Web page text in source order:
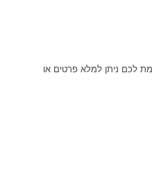
לכם ניתן למלא פרטים או